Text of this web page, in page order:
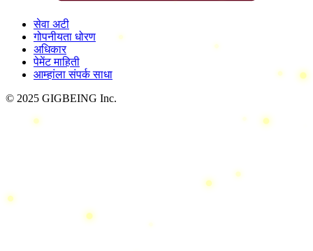
सेवा अटी
गोपनीयता धोरण
अधिकार
पेमेंट माहिती
आम्हांला संपर्क साधा
© 2025 GIGBEING Inc.